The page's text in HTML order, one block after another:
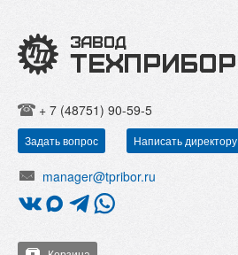
+ 7 (48751) 90-59-5
Задать вопрос Написать директору
manager@tpribor.ru